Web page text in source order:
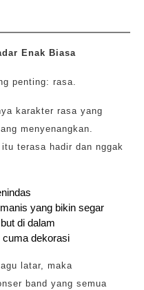
Enak Biasa
penting: rasa.
karakter rasa yang
menyenangkan.
terasa hadir dan nggak
yang bikin segar
di dalam
cuma dekorasi
latar, maka
band yang semua